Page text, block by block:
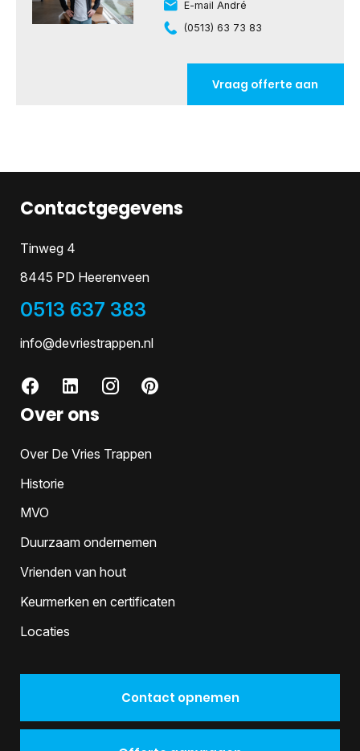
E-mail André
(0513) 63 73 83
Vraag offerte aan
Over ons
Over De Vries Trappen
Historie
MVO
Duurzaam ondernemen
Vrienden van hout
Keurmerken en certificaten
Locaties
Contactgegevens
Tinweg 4
8445 PD Heerenveen
0513 637 383
info@devriestrappen.nl
Contact opnemen